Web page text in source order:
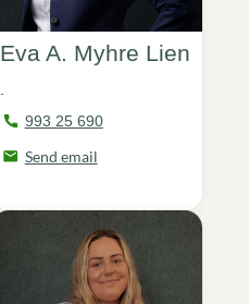
Eva A. Myhre Lien
993 25 690
Send email